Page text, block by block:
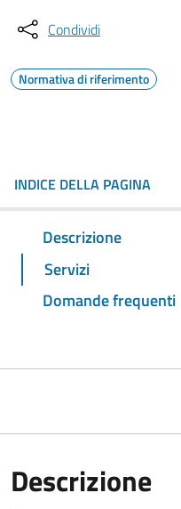
Condividi
Normativa di riferimento
INDICE DELLA PAGINA
Descrizione
Servizi
Domande frequenti
Descrizione